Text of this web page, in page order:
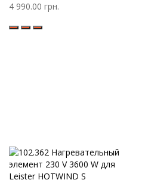
4 990.00 грн.